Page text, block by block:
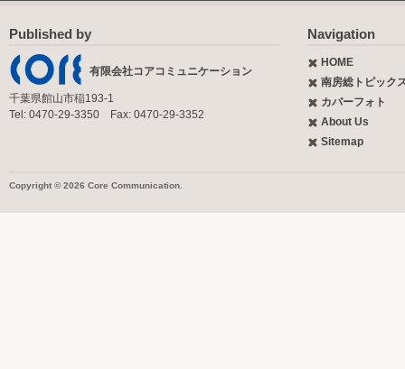
Published by
有限会社コアコミュニケーション
千葉県館山市稲193-1
Tel: 0470-29-3350 Fax: 0470-29-3352
Navigation
HOME
南房総トピック
カバーフォト
About Us
Sitemap
Copyright © 2026 Core Communication.